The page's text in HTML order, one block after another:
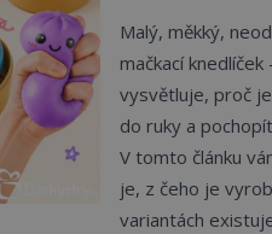
Malý, měkký,
mačkací
vysvětluje, proč
do ruky a
V tomto článku
je, z čeho je
variantách